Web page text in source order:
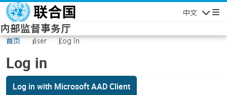
Skip to main content
中文
内部监督事务厅
首页 user Log in
Log in
Log in with Microsoft AAD Client